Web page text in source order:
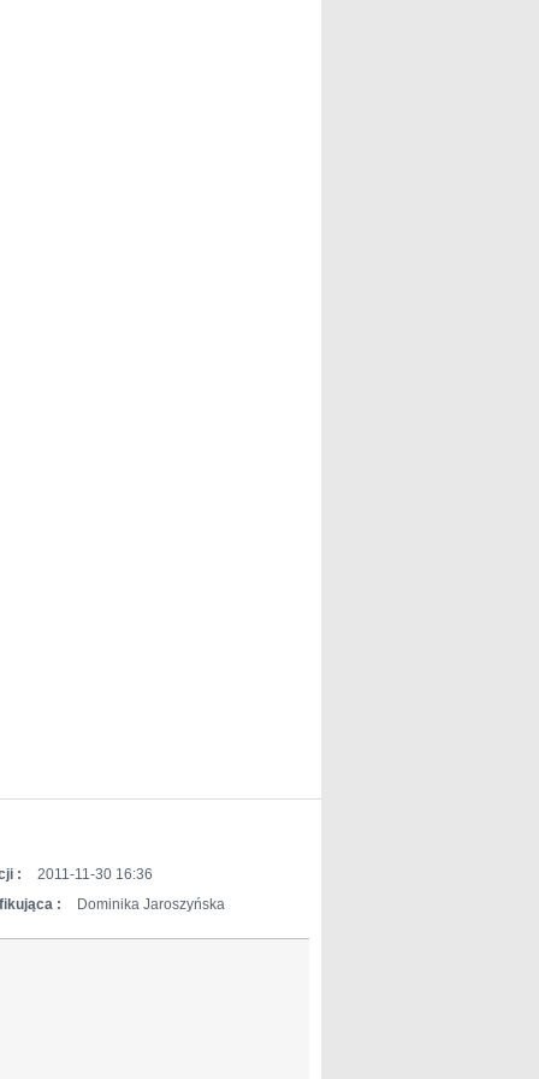
:
2011-11-30 16:36
:
Dominika Jaroszyńska